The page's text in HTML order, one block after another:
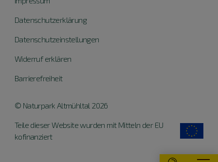
Datenschutzerklärung
Datenschutzeinstellungen
Widerruf erklären
Barrierefreiheit
© Naturpark Altmühltal 2026
Teile dieser Website wurden mit Mitteln der EU
kofinanziert